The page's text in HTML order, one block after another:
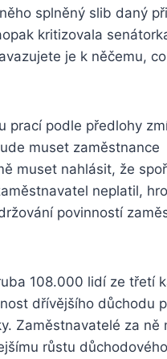
splněný slib daný při
kritizovala
je k něčemu,
prací podle předlohy
muset zaměstnance
muset nahlásit, že
neplatil,
povinností
108.000 lidí ze třetí
dřívějšího důchodu
Zaměstnavatelé za ně
růstu